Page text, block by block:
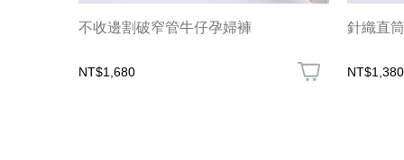
不收邊割破窄管牛仔孕婦褲
NT$1,680
針織直
NT$1,380